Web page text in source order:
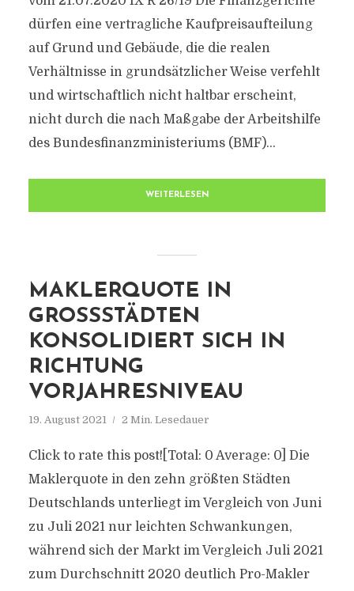
dürfen eine vertragliche Kaufpreisaufteilung
auf Grund und Gebäude, die die realen
Verhältnisse in grundsätzlicher Weise verfehlt
und wirtschaftlich nicht haltbar erscheint,
nicht durch die nach Maßgabe der Arbeitshilfe
des Bundesfinanzministeriums (BMF)...
WEITERLESEN
MAKLERQUOTE IN
GROSSSTÄDTEN K
ONSOLIDIERT SICH IN R
ICHTUNG V
ORJAHRESNIVEAU
19. August 2021 2 Min. Lesedauer
Click to rate this post![Total: 0 Average: 0] Die
Maklerquote in den zehn größten Städten
Deutschlands unterliegt im Vergleich von Juni
zu Juli 2021 nur leichten Schwankungen,
während sich der Markt im Vergleich Juli 2021
zum Durchschnitt 2020 deutlich Pro-Makler